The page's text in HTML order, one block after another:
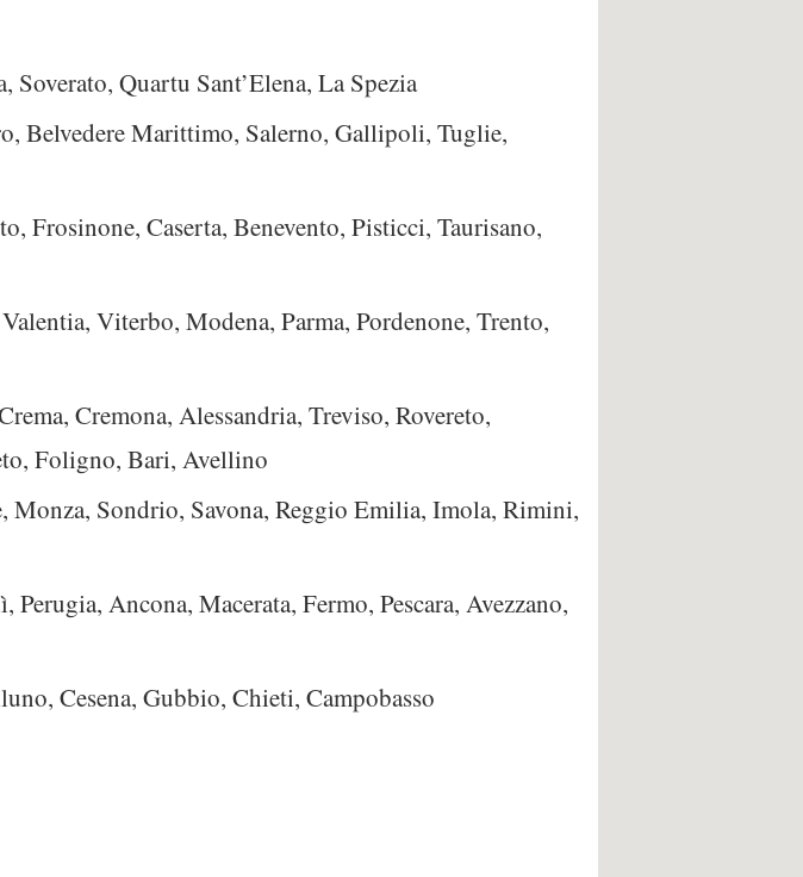
Quartu Sant’Elena, La Spezia
Belvedere Marittimo, Salerno, Gallipoli, Tuglie,
Frosinone, Caserta, Benevento, Pisticci, Taurisano,
Viterbo, Modena, Parma, Pordenone, Trento,
Cremona, Alessandria, Treviso, Rovereto,
Foligno, Bari, Avellino
Monza, Sondrio, Savona, Reggio Emilia, Imola, Rimini,
Ancona, Macerata, Fermo, Pescara, Avezzano,
Cesena, Gubbio, Chieti, Campobasso